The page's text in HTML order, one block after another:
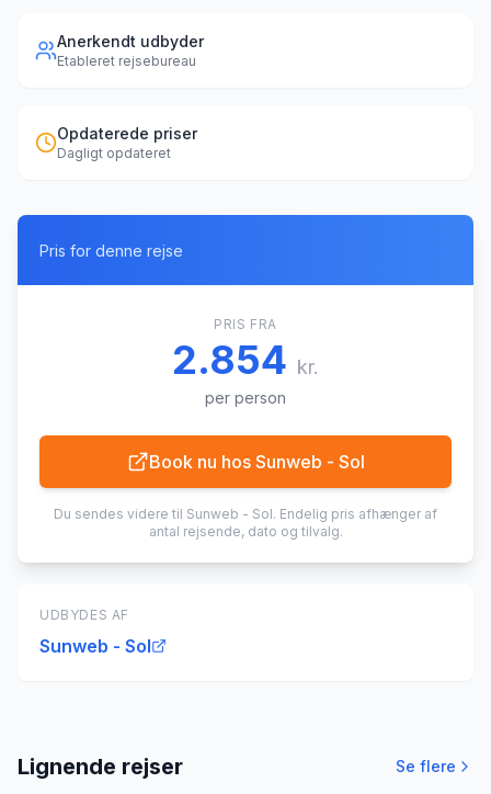
Anerkendt udbyder
Etableret rejsebureau
Opdaterede priser
Dagligt opdateret
Pris for denne rejse
PRIS FRA
2.854 kr.
per person
Book nu hos Sunweb - Sol
Du sendes videre til Sunweb - Sol. Endelig pris afhænger af
antal rejsende, dato og tilvalg.
UDBYDES AF
Sunweb - Sol
Lignende rejser Se flere